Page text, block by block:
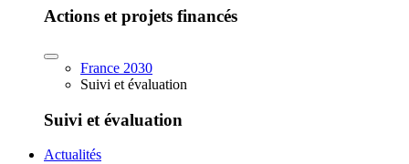
Actions et projets financés
France 2030
Suivi et évaluation
Suivi et évaluation
Actualités